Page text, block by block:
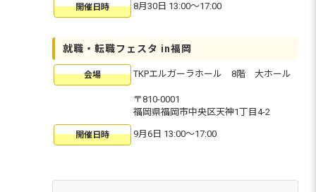
開催日時 8月30日 13:00〜17:00
就職・転職フェスタ in福岡
会場 TKPエルガーラホール 8階 大ホール
〒810-0001
福岡県福岡市中央区天神1丁目4-2
開催日時 9月6日 13:00〜17:00